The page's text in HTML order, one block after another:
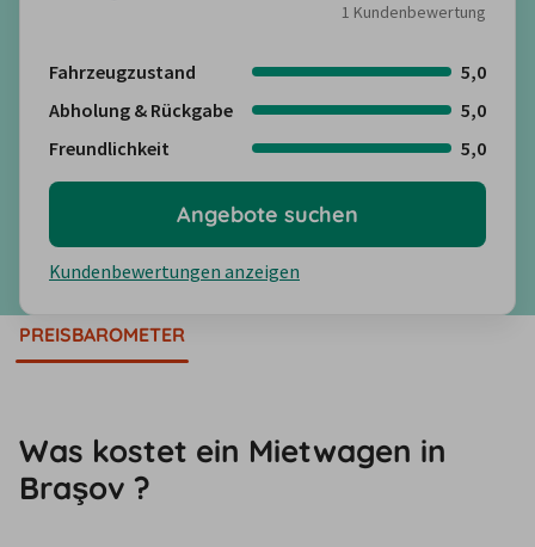
1 Kundenbewertung
Fahrzeugzustand
5,0
Abholung & Rückgabe
5,0
Freundlichkeit
5,0
Kundenbewertungen anzeigen
Angebote suchen
PREISBAROMETER
Was kostet ein Mietwagen in
Braşov ?